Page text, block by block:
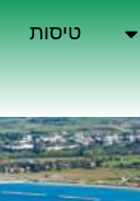
טיסות